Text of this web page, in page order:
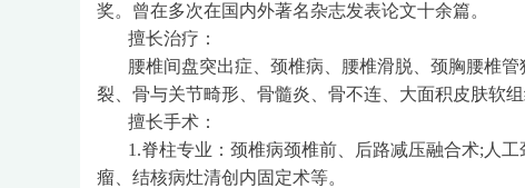
奖。曾在多次在国内外著名杂志发表论文十余篇。
擅长治疗：
腰椎间盘突出症、颈椎病、腰椎滑脱、颈胸腰椎
裂、骨与关节畸形、骨髓炎、骨不连、大面积皮肤软组
擅长手术：
1.脊柱专业：颈椎病颈椎前、后路减压融合术;人
瘤、结核病灶清创内固定术等。